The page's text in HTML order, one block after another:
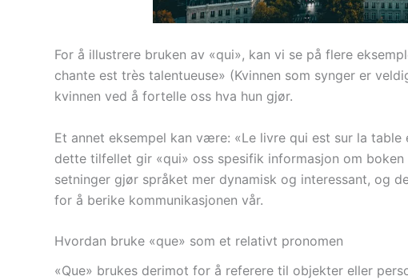
For å illustrere bruken av «qui», kan vi se på flere
chante est très talentueuse» (Kvinnen som synger er
kvinnen ved å fortelle oss hva hun gjør.
Et annet eksempel kan være: «Le livre qui est sur la
dette tilfellet gir «qui» oss spesifik informasjon om
setninger gjør språket mer dynamisk og interessant, og
for å berike kommunikasjonen vår.
Hvordan bruke «que» som et relativt pronomen
«Que» brukes derimot for å referere til objekter eller